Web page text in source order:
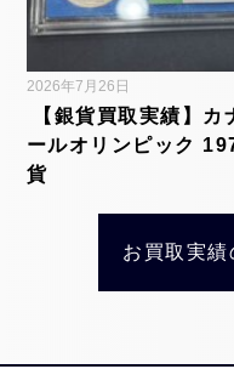
【銀貨買取実績】カ
ールオリンピック
貨
2026年7月26日
お買取実績